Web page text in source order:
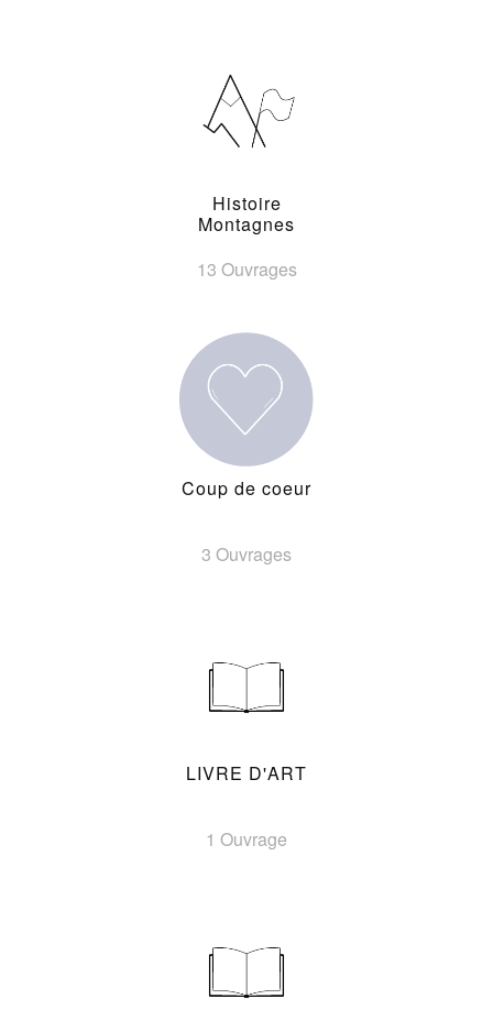
Histoire
Montagnes
13 Ouvrages
Coup de coeur
3 Ouvrages
LIVRE D'ART
1 Ouvrage